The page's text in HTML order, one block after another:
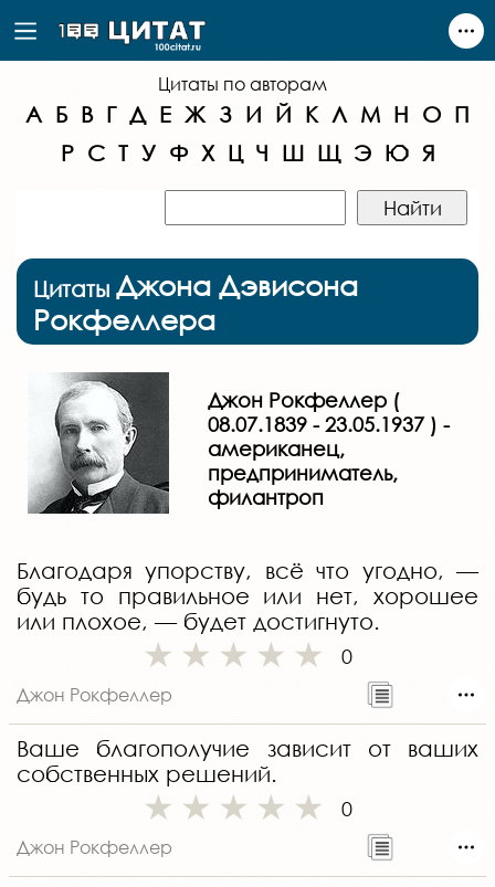
Цитаты по авторам
А Б В Г Д Е Ж З И Й К Л М Н О П
Р С Т У Ф Х Ц Ч Ш Щ Э Ю Я
Цитаты Джона Дэвисона
Рокфеллера
Джон Рокфеллер (
08.07.1839 - 23.05.1937 ) -
американец,
предприниматель,
филантроп
Благодаря упорству, всё что угодно, —
будь то правильное или нет, хорошее
или плохое, — будет достигнуто.
0
Джон Рокфеллер
Ваше благополучие зависит от ваших
собственных решений.
0
Джон Рокфеллер